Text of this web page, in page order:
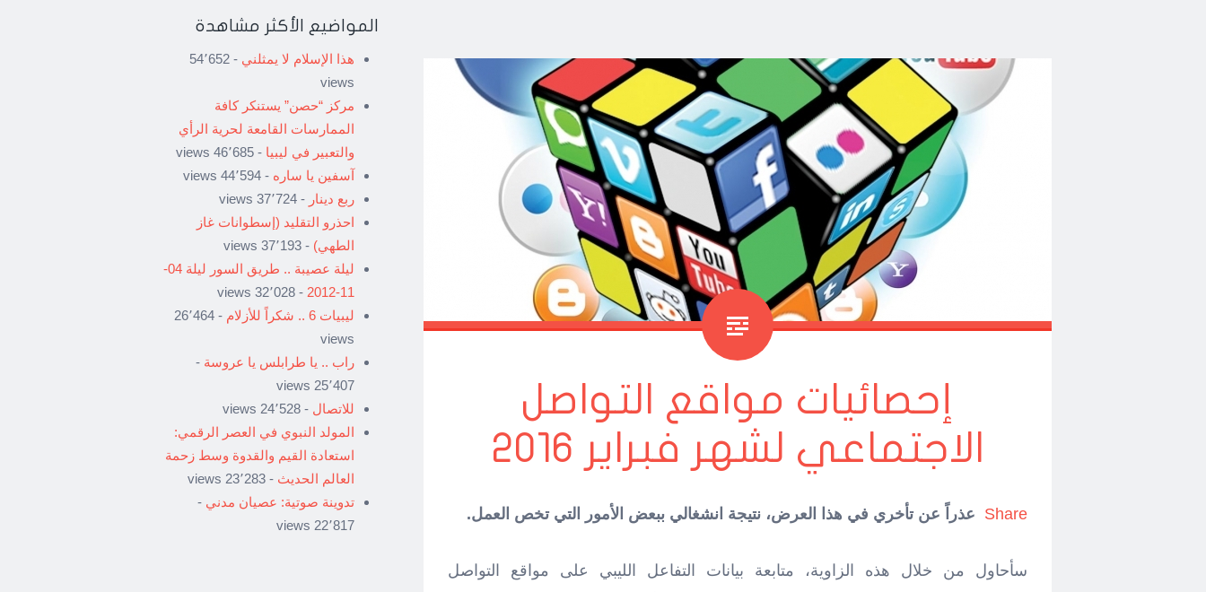
إحصائيات مواقع التواصل
الاجتماعي لشهر فبراير 2016
Share عذراً عن تأخري في هذا العرض، نتيجة انشغالي ببعض الأمور التي تخص العمل.
سأحاول من خلال هذه الزاوية، متابعة بيانات التفاعل الليبي على مواقع التواصل
المواضيع الأكثر مشاهدة
هذا الإسلام لا يمثلني
- 54٬652
views
مركز “حصن” يستنكر كافة
الممارسات القامعة لحرية الرأي
والتعبير في ليبيا - 46٬685 views
آسفين يا ساره - 44٬594 views
ربع دينار - 37٬724 views
احذرو التقليد (إسطوانات غاز
الطهي) - 37٬193 views
ليلة عصيبة .. طريق السور ليلة 04-
11-2012
- 32٬028 views
ليبيات 6 .. شكراً للأزلام
- 26٬464
views
راب .. يا طرابلس يا عروسة -
25٬407 views
للاتصال - 24٬528 views
المولد النبوي في العصر الرقمي:
استعادة القيم والقدوة وسط زحمة
العالم الحديث - 23٬283 views
تدوينة صوتية: عصيان مدني -
22٬817 views